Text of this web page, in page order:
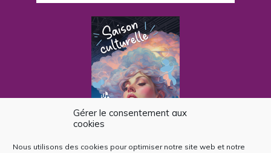
Gérer le consentement aux
cookies
Nous utilisons des cookies pour optimiser notre site web et notre